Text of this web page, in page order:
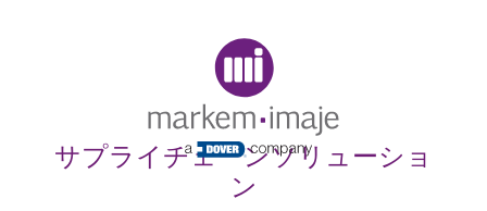
サプライチェーンソリューショ
ン